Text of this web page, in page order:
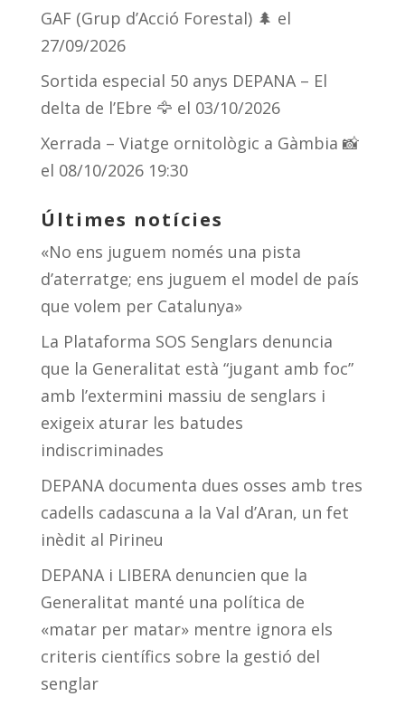
GAF (Grup d’Acció Forestal) 🌲 el
27/09/2026
Sortida especial 50 anys DEPANA – El
delta de l’Ebre 🦅 el 03/10/2026
Xerrada – Viatge ornitològic a Gàmbia 📸
el 08/10/2026 19:30
Últimes notícies
«No ens juguem només una pista
d’aterratge; ens juguem el model de país
que volem per Catalunya»
La Plataforma SOS Senglars denuncia
que la Generalitat està “jugant amb foc”
amb l’extermini massiu de senglars i
exigeix aturar les batudes
indiscriminades
DEPANA documenta dues osses amb tres
cadells cadascuna a la Val d’Aran, un fet
inèdit al Pirineu
DEPANA i LIBERA denuncien que la
Generalitat manté una política de
«matar per matar» mentre ignora els
criteris científics sobre la gestió del
senglar